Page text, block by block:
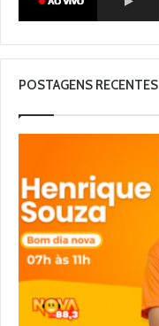
POSTAGENS RECENTES